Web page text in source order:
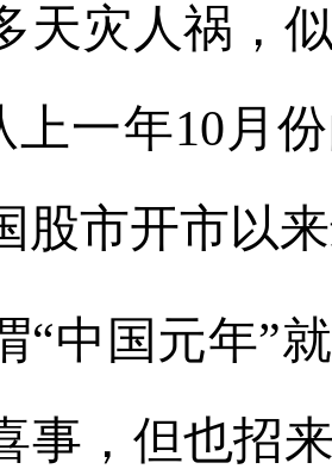
天灾人祸，
上一年10月
股市开市以
国元年”就
事，但也招